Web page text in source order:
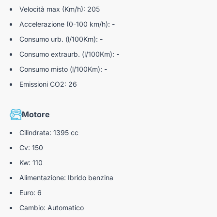
Velocità max (Km/h): 205
Accelerazione (0-100 km/h): -
Consumo urb. (l/100Km): -
Consumo extraurb. (l/100Km): -
Consumo misto (l/100Km): -
Emissioni CO2: 26
Motore
Cilindrata: 1395 cc
Cv: 150
Kw: 110
Alimentazione: Ibrido benzina
Euro: 6
Cambio: Automatico